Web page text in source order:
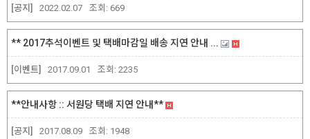
[공지] 2022.02.07 조회: 669
[이벤트]
** 2017추석이벤트 및 택배마감일 배송 지연 안내 ...
2017.09.01 조회: 2235
[공지]
**안내사항 :: 서원당 택배 지연 안내**
2017.08.09 조회: 1948